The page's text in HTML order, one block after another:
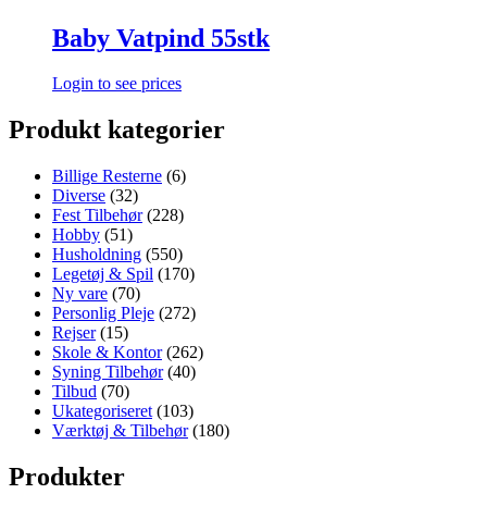
Baby Vatpind 55stk
Login to see prices
Produkt kategorier
Billige Resterne (6)
Diverse (32)
Fest Tilbehør (228)
Hobby (51)
Husholdning (550)
Legetøj & Spil (170)
Ny vare (70)
Personlig Pleje (272)
Rejser (15)
Skole & Kontor (262)
Syning Tilbehør (40)
Tilbud (70)
Ukategoriseret (103)
Værktøj & Tilbehør (180)
Produkter